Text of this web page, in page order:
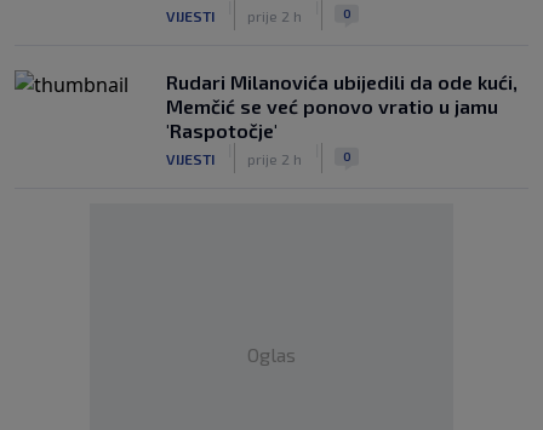
VIJESTI prije 2 h 0
Rudari Milanovića ubijedili da ode kući,
Memčić se već ponovo vratio u jamu
'Raspotočje'
VIJESTI prije 2 h 0
Oglas